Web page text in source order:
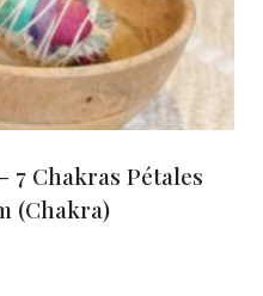
7 Chakras Pétales
(Chakra)